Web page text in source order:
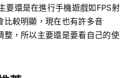
要還是在進行手機遊戲如FPS射
比較明顯，現在也有許多音
整，所以主要還是要看自己的使